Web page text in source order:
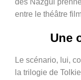
des Nazgûl
entre le théâtre
Une
Le scénario, lui,
la trilogie de